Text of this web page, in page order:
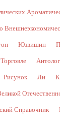
Юзвишин
Рисунок Ли
Справочник